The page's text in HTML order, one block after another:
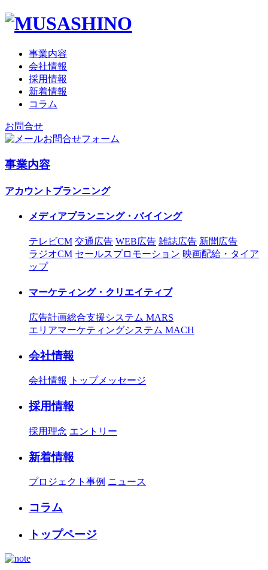
事業内容
会社情報
採用情報
新着情報
コラム
お問合せ
お問合せフォーム
事業内容
アカウントプランニング
メディアプランニング・バイイング
テレビCM 交通広告 WEB広告 雑誌広告 新聞広告
ラジオCM セールスプロモーション 映画配給・タイア
ップ
マーケティング・クリエイティブ
広告計画総合支援システム MARS
エリアマーケティングシステム MACH
会社情報
会社情報 トップメッセージ
採用情報
採用理念 エントリー
新着情報
プロジェクト事例 ニュース
コラム
トップページ